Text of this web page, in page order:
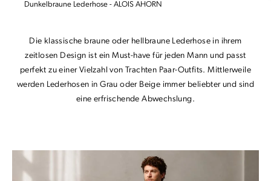
Dunkelbraune Lederhose - ALOIS AHORN
Die klassische braune oder hellbraune Lederhose in ihrem
zeitlosen Design ist ein Must-have für jeden Mann und passt
perfekt zu einer Vielzahl von Trachten Paar-Outfits. Mittlerweile
werden Lederhosen in Grau oder Beige immer beliebter und sind
eine erfrischende Abwechslung.